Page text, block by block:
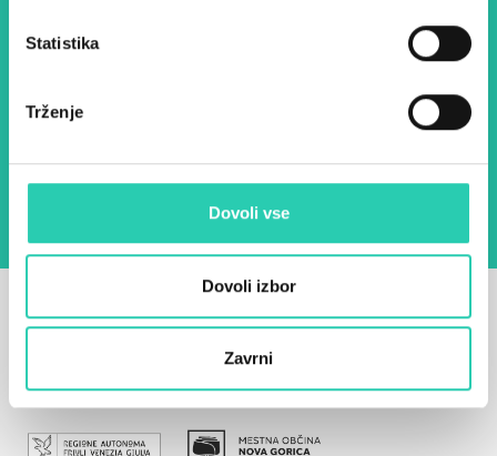
Statistika
Trženje
Dovoli vse
Dovoli izbor
Zavrni
namen pošiljanja novic.Pravilnik o zasebnosti